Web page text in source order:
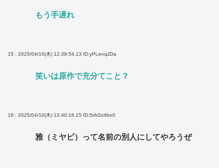
もう手遅れ
15 : 2025/04/10(木) 12:39:54.13 ID:yPLenqZDa
笑いは原作で充分てこと？
16 : 2025/04/10(木) 12:40:18.15 ID:5tAGz4bn0
雅（ミヤビ）って名前の別人にしてやろうぜ